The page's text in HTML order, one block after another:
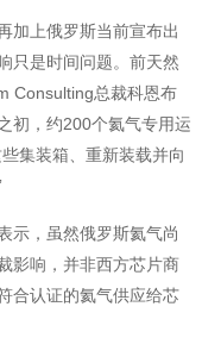
上俄罗斯当前宣布出
只是时间问题。前天然
Consulting总裁科恩布
初，约200个氦气专用运
集装箱、重新装载并向
，虽然俄罗斯氦气尚
影响，并非西方芯片商
合认证的氦气供应给芯